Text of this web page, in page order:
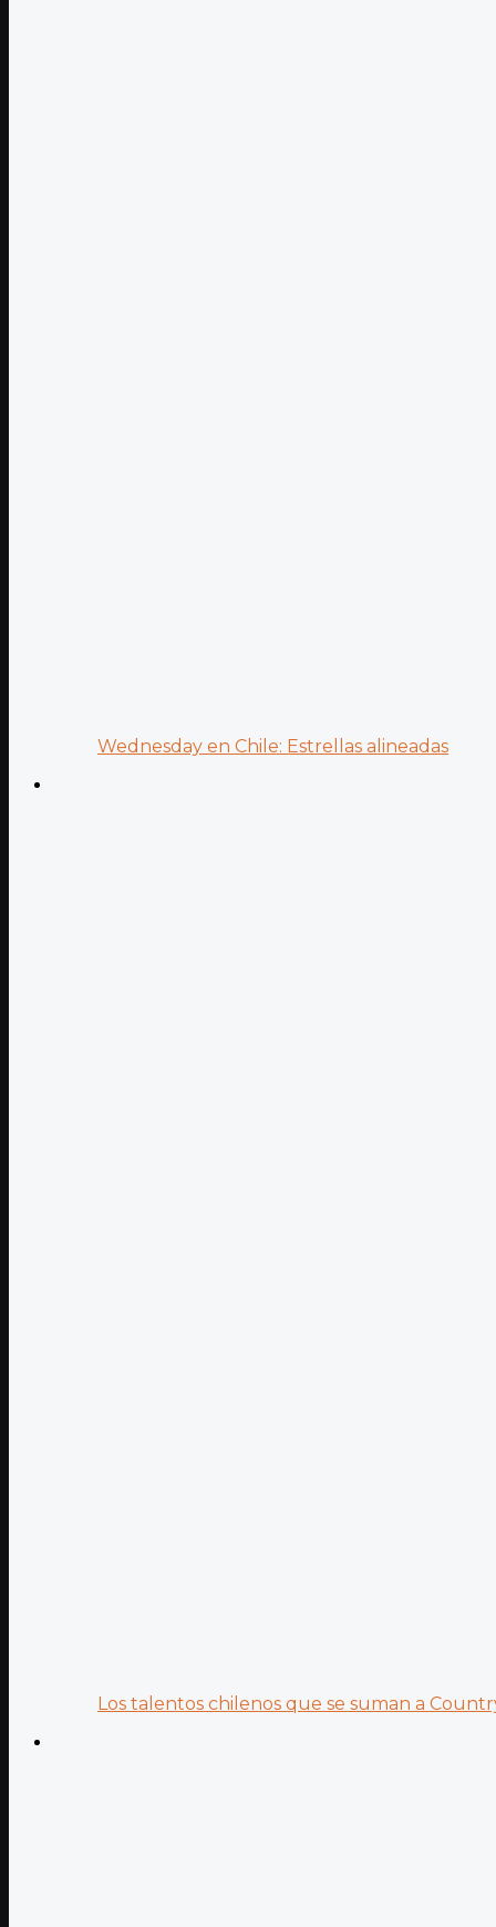
Wednesday en Chile: Estrellas alineadas
Los talentos chilenos que se suman a